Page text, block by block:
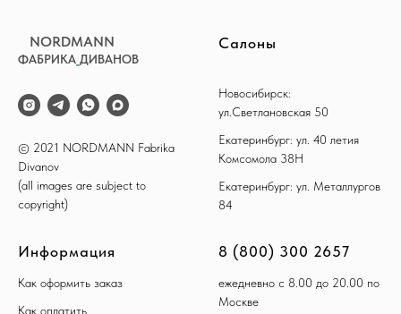
NORDMANN
ФАБРИКА ДИВАНОВ
© 2021 NORDMANN Fabrika
Divanov
(all images are subject to
copyright)
Салоны
Новосибирск:
ул.Светлановская 50
Екатеринбург: ул. 40 летия
Комсомола 38Н
Екатеринбург: ул. Металлургов
84
Информация
Как оформить заказ
Как оплатить
8 (800) 300 2657
ежедневно с 8.00 до 20.00 по
Москве